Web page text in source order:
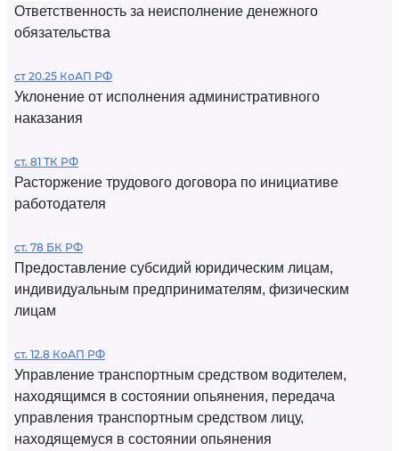
Ответственность за неисполнение денежного
обязательства
ст 20.25 КоАП РФ
Уклонение от исполнения административного
наказания
ст. 81 ТК РФ
Расторжение трудового договора по инициативе
работодателя
ст. 78 БК РФ
Предоставление субсидий юридическим лицам,
индивидуальным предпринимателям, физическим
лицам
ст. 12.8 КоАП РФ
Управление транспортным средством водителем,
находящимся в состоянии опьянения, передача
управления транспортным средством лицу,
находящемуся в состоянии опьянения